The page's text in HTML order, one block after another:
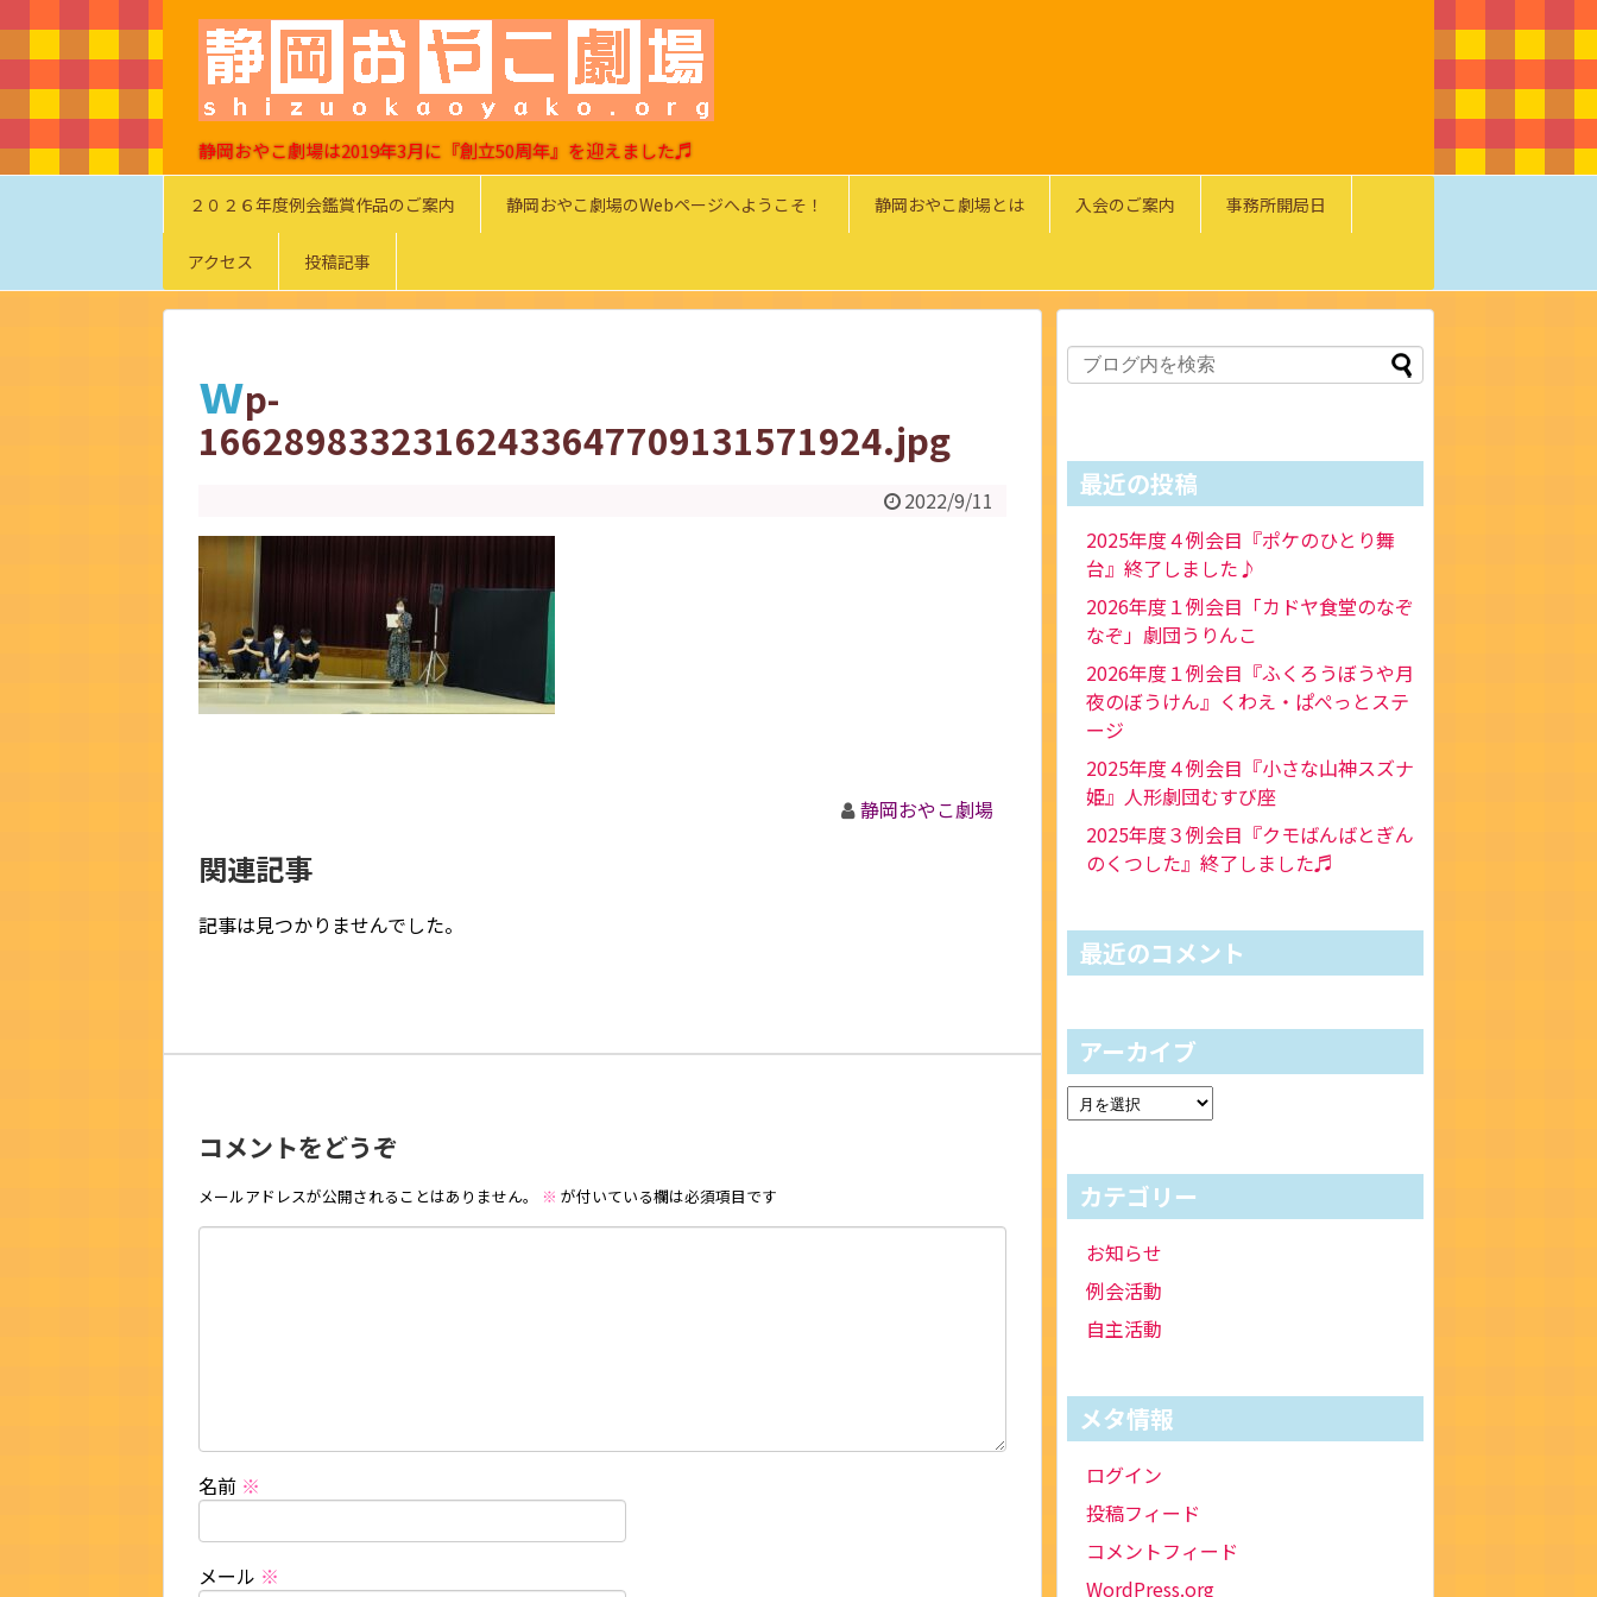
静岡おやこ劇場は2019年3月に『創立50周年』を迎えました♬
２０２６年度例会鑑賞作品のご案内 静岡おやこ劇場のWebページへようこそ！ 静岡おやこ劇場とは 入会のご案内 事務所開局日
アクセス 投稿記事
wp-
16628983323162433647709131571924.jpg
2022/9/11
静岡おやこ劇場
関連記事
記事は見つかりませんでした。
コメントをどうぞ
メールアドレスが公開されることはありません。 ※ が付いている欄は必須項目です
名前 ※
メール ※
最近の投稿
2025年度４例会目『ポケのひとり舞
台』終了しました♪
2026年度１例会目「カドヤ食堂のなぞ
なぞ」劇団うりんこ
2026年度１例会目『ふくろうぼうや月
夜のぼうけん』くわえ・ぱぺっとステ
ージ
2025年度４例会目『小さな山神スズナ
姫』人形劇団むすび座
2025年度３例会目『クモばんばとぎん
のくつした』終了しました♬
最近のコメント
アーカイブ
カテゴリー
お知らせ
例会活動
自主活動
メタ情報
ログイン
投稿フィード
コメントフィード
WordPress.org